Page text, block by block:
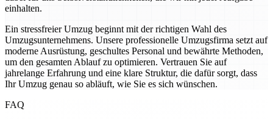
einhalten.
Ein stressfreier Umzug beginnt mit der richtigen Wahl des
Umzugsunternehmens. Unsere professionelle Umzugsfirma setzt auf
moderne Ausrüstung, geschultes Personal und bewährte Methoden,
um den gesamten Ablauf zu optimieren. Vertrauen Sie auf
jahrelange Erfahrung und eine klare Struktur, die dafür sorgt, dass
Ihr Umzug genau so abläuft, wie Sie es sich wünschen.
FAQ